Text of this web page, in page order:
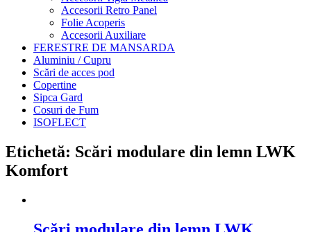
Accesorii Retro Panel
Folie Acoperis
Accesorii Auxiliare
FERESTRE DE MANSARDA
Aluminiu / Cupru
Scări de acces pod
Copertine
Sipca Gard
Cosuri de Fum
ISOFLECT
Etichetă: Scări modulare din lemn LWK
Komfort